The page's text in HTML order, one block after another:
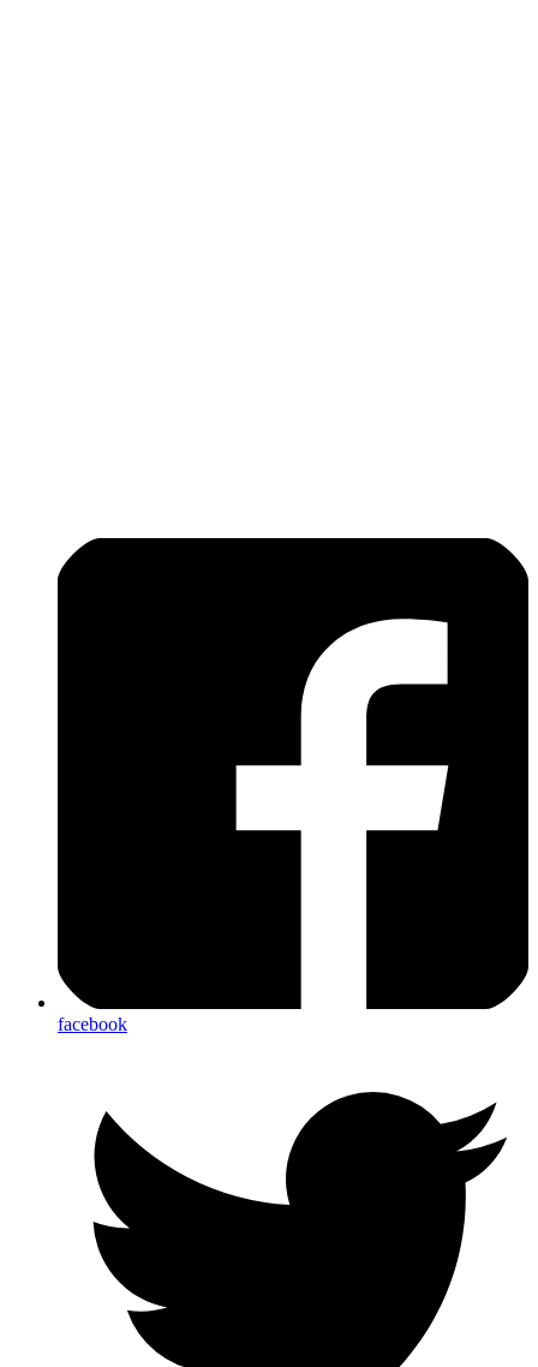
facebook